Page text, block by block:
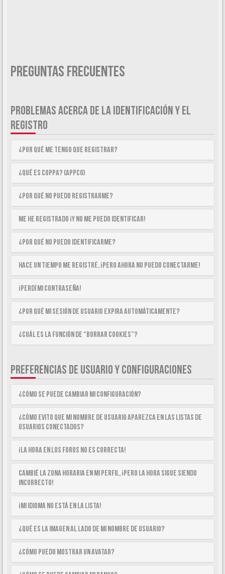
Preguntas Frecuentes
PROBLEMAS ACERCA DE LA IDENTIFICACIÓN Y EL
REGISTRO
¿Por qué me tengo que registrar?
¿Qué es COPPA? (APPCO)
¿Por qué no puedo registrarme?
Me he registrado ¡y no me puedo identificar!
¿Por qué no puedo identificarme?
Hace un tiempo me registré, ¡pero ahora no puedo conectarme!
¡Perdí mi contraseña!
¿Por qué mi sesión de usuario expira automáticamente?
¿Cuál es la función de “Borrar cookies”?
PREFERENCIAS DE USUARIO Y CONFIGURACIONES
¿Cómo se puede cambiar mi configuración?
¿Cómo evito que mi nombre de usuario aparezca en las listas de
usuarios conectados?
¡La hora en los foros no es correcta!
Cambié la zona horaria en mi perfil, ¡pero la hora sigue siendo
incorrecto!
¡Mi idioma no está en la lista!
¿Qué es la imagen al lado de mi nombre de usuario?
¿Cómo puedo mostrar un avatar?